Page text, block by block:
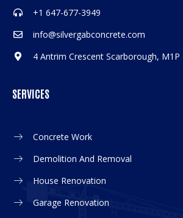
+1 647-677-3949
info@silvergabconcrete.com
4 Antrim Crescent Scarborough, M1P
SERVICES
Concrete Work
Demolition And Removal
House Renovation
Garage Renovation